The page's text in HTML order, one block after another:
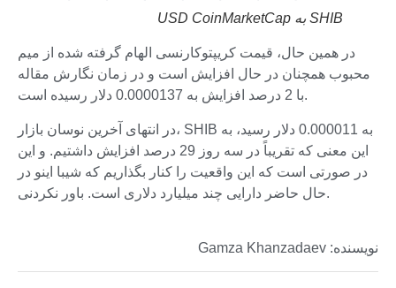
SHIB به USD CoinMarketCap
در همین حال، قیمت کریپتوکارنسی الهام گرفته شده از میم
محبوب همچنان در حال افزایش است و در زمان نگارش مقاله
با 2 درصد افزایش به 0.0000137 دلار رسیده است.
در انتهای آخرین نوسان بازار، SHIB به 0.000011 دلار رسید، به
این معنی که تقریباً در سه روز 29 درصد افزایش داشتیم. و این
در صورتی است که این واقعیت را کنار بگذاریم که شیبا اینو در
حال حاضر دارایی چند میلیارد دلاری است. باور نکردنی.
نویسنده: Gamza Khanzadaev